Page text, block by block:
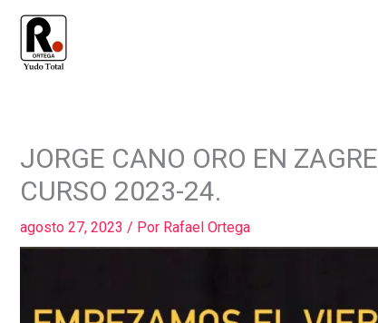
contenido
JORGE CANO ORO EN
CURSO 2023-24.
agosto 27, 2023 / Por Rafael Ortega
COMPARTIR
EN
COMPARTIR
EN